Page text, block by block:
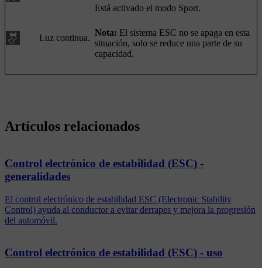
Luz continua.
Está activado el modo Sport.
Nota: El sistema ESC no se apaga en esta
situación, solo se reduce una parte de su
capacidad.
Artículos relacionados
Control electrónico de estabilidad (ESC) -
generalidades
El control electrónico de estabilidad ESC (Electronic Stability
Control) ayuda al conductor a evitar derrapes y mejora la progresión
del automóvil.
Control electrónico de estabilidad (ESC) - uso